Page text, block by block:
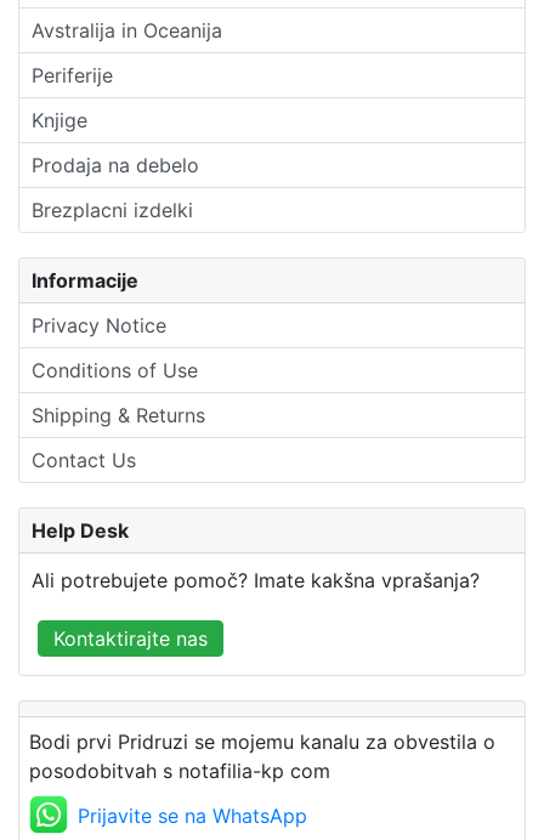
Avstralija in Oceanija
Periferije
Knjige
Prodaja na debelo
Brezplacni izdelki
Informacije
Privacy Notice
Conditions of Use
Shipping & Returns
Contact Us
Help Desk
Ali potrebujete pomoč? Imate kakšna vprašanja?
Kontaktirajte nas
Bodi prvi Pridruzi se mojemu kanalu za obvestila o
posodobitvah s notafilia-kp com
Prijavite se na WhatsApp